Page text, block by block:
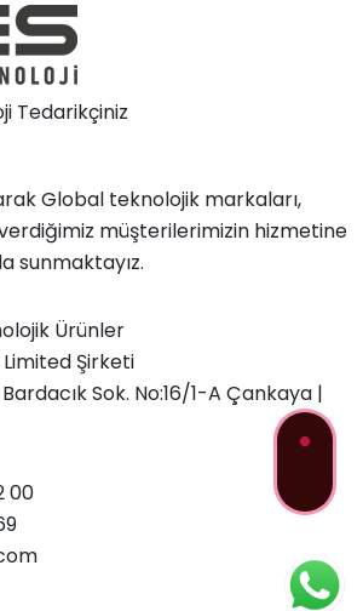
Tedarikçiniz
Global teknolojik markaları,
müşterilerimizin hizmetine
sunmaktayız.
Ürünler
Şirketi
Sok. No:16/1-A Çankaya |
00